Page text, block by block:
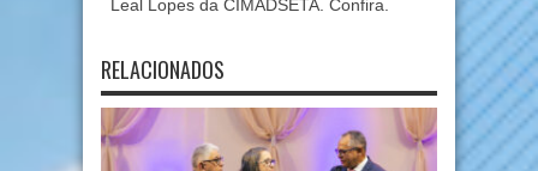
Leal Lopes da CIMADSETA. Confira.
RELACIONADOS